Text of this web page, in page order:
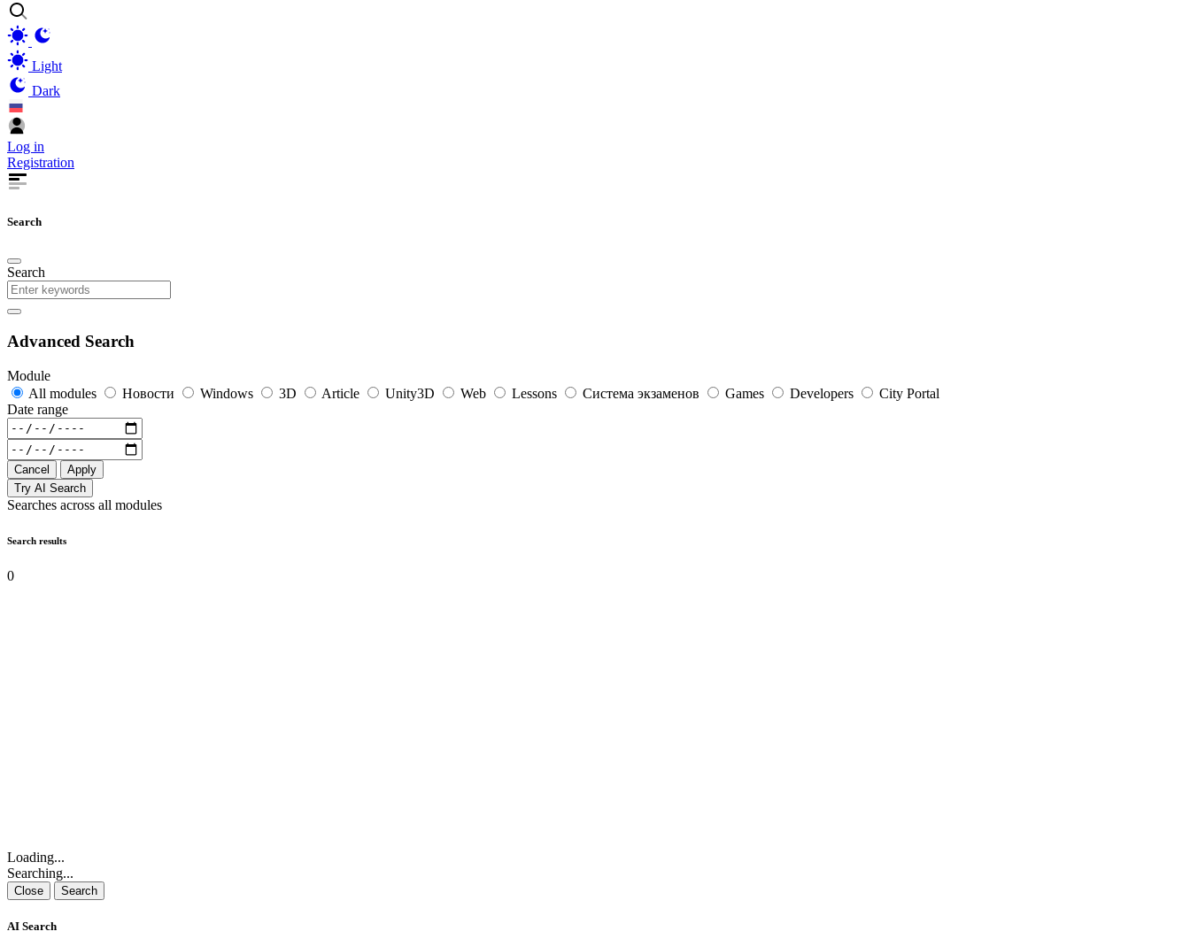
Light
Dark
Log in
Registration
Search
Search
Advanced Search
Module
All modules
Новости Windows 3D Article Unity3D Web Lessons Система экзаменов Games Developers
City Portal
Date range
Cancel
Apply
Try AI Search
Searches across all modules
Search results
0
Loading...
Searching...
Close Search
AI Search